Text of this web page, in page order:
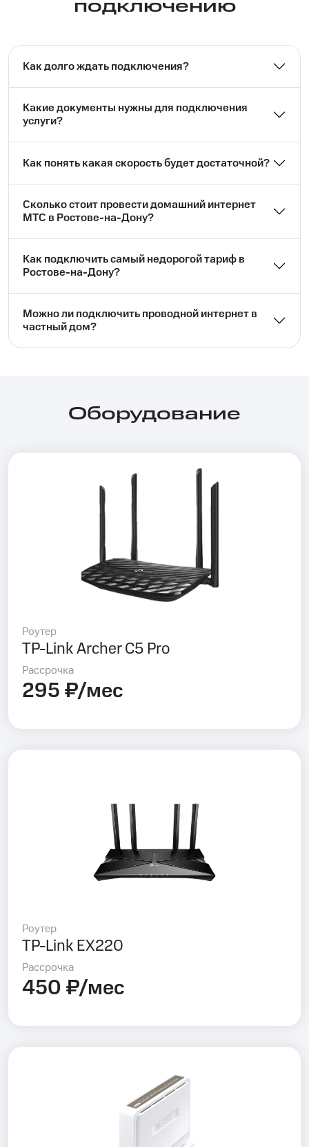
подключению
Как долго ждать подключения?
Какие документы нужны для подключения
услуги?
Как понять какая скорость будет достаточной?
Сколько стоит провести домашний интернет
МТС в Ростове-на-Дону?
Как подключить самый недорогой тариф в
Ростове-на-Дону?
Можно ли подключить проводной интернет в
частный дом?⁣⁣
Оборудование
Роутер
TP-Link Archer C5 Pro
Рассрочка
295 ₽/мес
Роутер
TP-Link EX220
Рассрочка
450 ₽/мес